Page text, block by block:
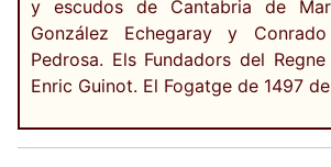
y escudos de Cantabria de
González Echegaray y
Pedrosa. Els Fundadors del
Enric Guinot. El Fogatge de 1497